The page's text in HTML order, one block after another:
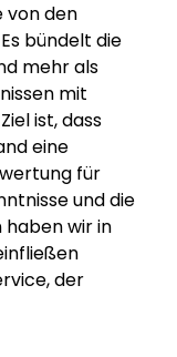
von den
bündelt die
mehr als
mit
ist, dass
eine
für
und die
wir in
der